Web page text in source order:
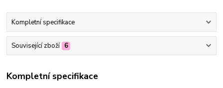
Kompletní specifikace
Související zboží 6
Kompletní specifikace